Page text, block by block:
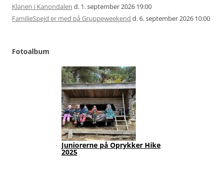
Klanen i Kanondalen d. 1. september 2026 19:00
FamilieSpejd er med på Gruppeweekend d. 6. september 2026 10:00
Fotoalbum
Juniorerne på Oprykker Hike
2025